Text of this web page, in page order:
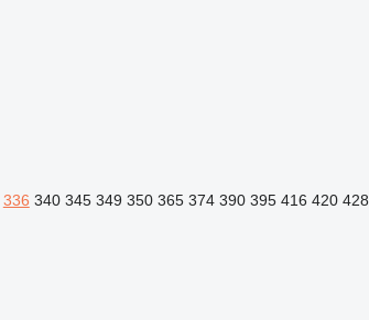
336 340 345 349 350 365 374 390 395 416 420 428